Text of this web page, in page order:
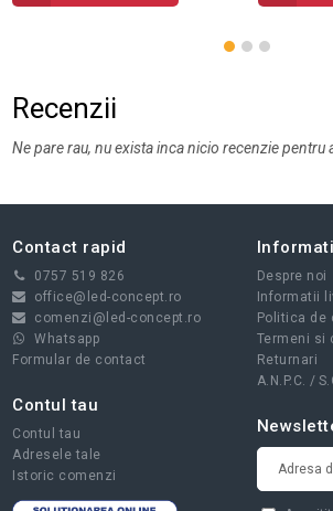
Recenzii
Ne pare rau, nu exista inca nicio recenzie pentru
Contact rapid
0757 519 826
office@led-concept.ro
comenzi@led-concept.ro
Whatsapp
Formular de contact
Despre noi
Informatii
Politica
Termeni si
Returnari
A.N.P.C. /
Contul tau
Contul tau
Adresele tale
Istoric comenzi